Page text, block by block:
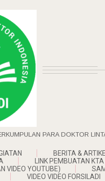
PARA DOKTOR
BERITA & ARTIKEL
LINK PEMBUATAN
VIDEO YOUTUBE)
VIDEO VIDEO FORSILADI